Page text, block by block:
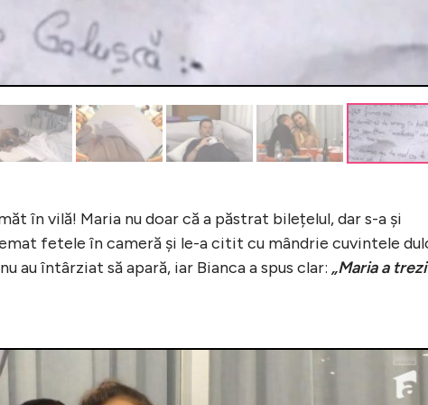
în vilă! Maria nu doar că a păstrat bilețelul, dar s-a și
fetele în cameră și le-a citit cu mândrie cuvintele
au întârziat să apară, iar Bianca a spus clar: „Maria a